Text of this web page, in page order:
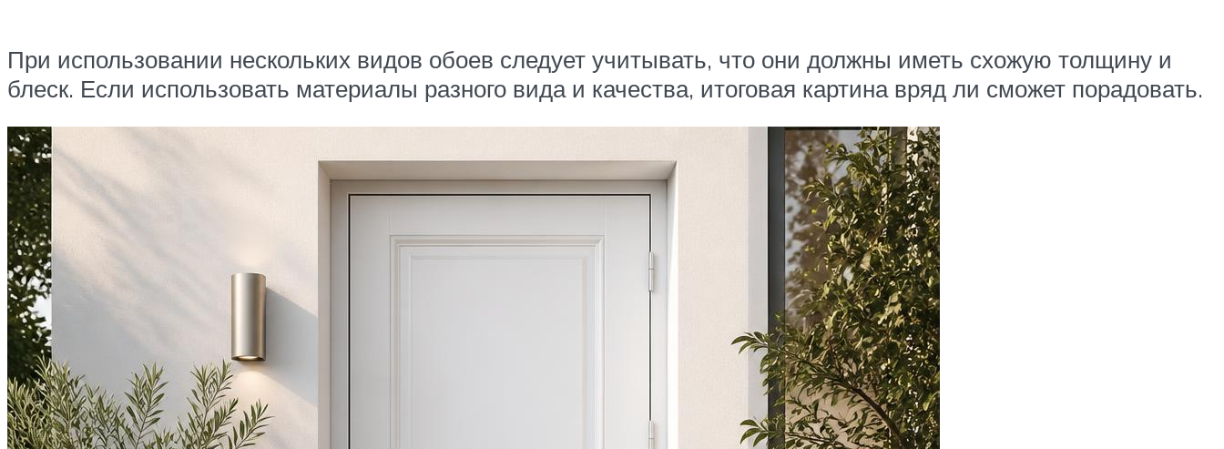
При использовании нескольких видов обоев следует учитывать, что они должны иметь схожую толщину и
блеск. Если использовать материалы разного вида и качества, итоговая картина вряд ли сможет порадовать.